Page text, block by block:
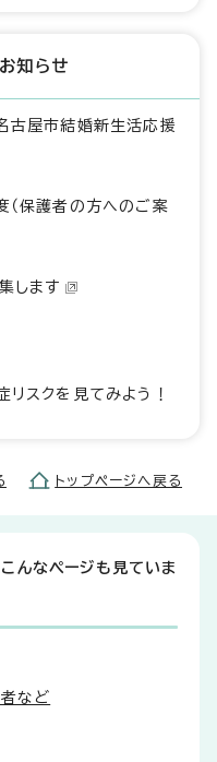
知らせ
古屋市結婚新生活応援
（保護者の方へのご案
します
スクを見てみよう！
トップページへ戻る
んなページも見ていま
など